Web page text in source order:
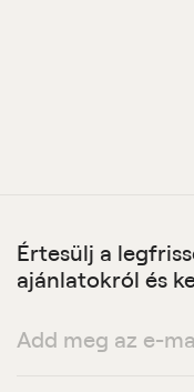
Értesülj a
ajánlatokról és